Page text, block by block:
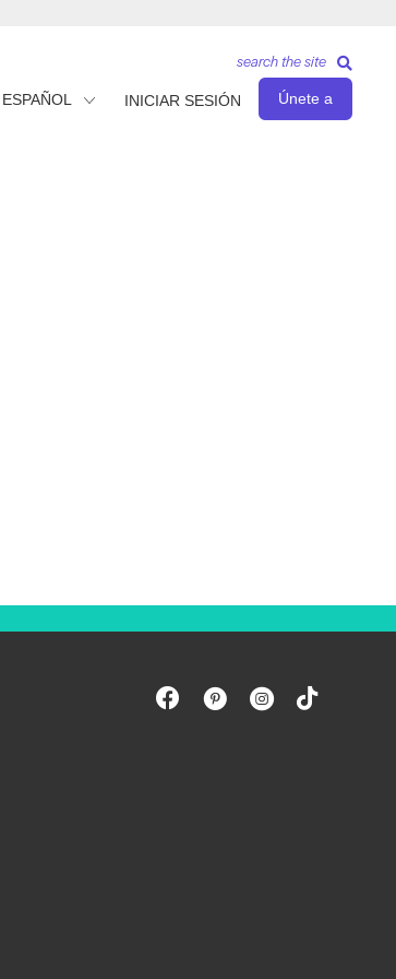
ESPAÑOL INICIAR SESIÓN Únete a
search the site